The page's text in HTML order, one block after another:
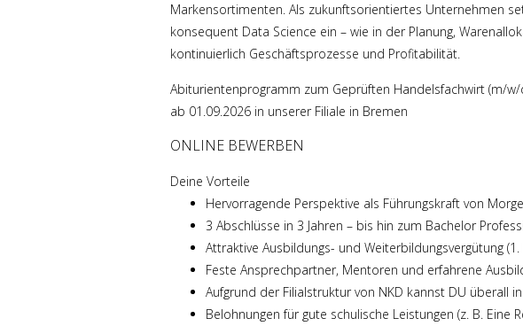
Markensortimenten. Als zukunftsorientiertes Unternehmen
konsequent Data Science ein – wie in der Planung,
kontinuierlich Geschäftsprozesse und Profitabilität.
Abiturientenprogramm zum Geprüften Handelsfachwirt (m/w/
ab 01.09.2026 in unserer Filiale in Bremen
ONLINE BEWERBEN
Deine Vorteile
Hervorragende Perspektive als Führungskraft von
3 Abschlüsse in 3 Jahren – bis hin zum Bachelor
Attraktive Ausbildungs- und Weiterbildungsvergütung
Feste Ansprechpartner, Mentoren und erfahrene
Aufgrund der Filialstruktur von NKD kannst DU überall
Belohnungen für gute schulische Leistungen (z. B. Eine